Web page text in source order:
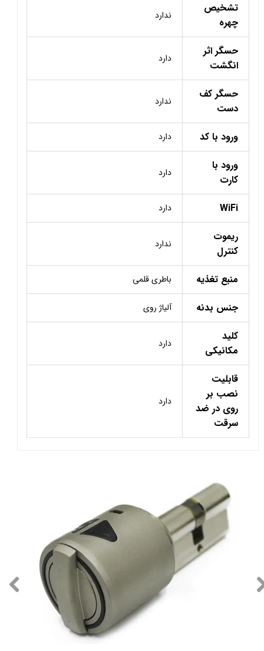
تشخیص
چهره
ندارد
حسگر اثر
انگشت
دارد
حسگر کف
دست
ندارد
ورود با کد دارد
ورود با
کارت
دارد
WiFi دارد
ریموت
کنترل
ندارد
منبع تغذیه باطری قلمی
جنس بدنه آلیاژ روی
کلید
مکانیکی
دارد
قابلیت
نصب بر
روی در ضد
سرقت
دارد